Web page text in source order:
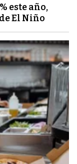
este año,
El Niño